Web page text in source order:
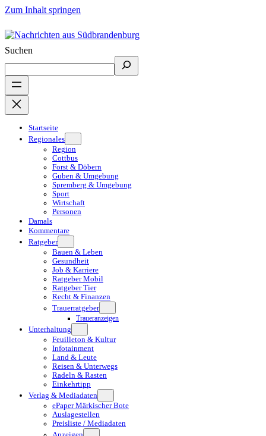
Zum Inhalt springen
Suchen
Startseite
Regionales
Region
Cottbus
Forst & Döbern
Guben & Umgebung
Spremberg & Umgebung
Sport
Wirtschaft
Personen
Damals
Kommentare
Ratgeber
Bauen & Leben
Gesundheit
Job & Karriere
Ratgeber Mobil
Ratgeber Tier
Recht & Finanzen
Trauerratgeber
Traueranzeigen
Unterhaltung
Feuilleton & Kultur
Infotainment
Land & Leute
Reisen & Unterwegs
Radeln & Rasten
Einkehrtipp
Verlag & Mediadaten
ePaper Märkischer Bote
Auslagestellen
Preisliste / Mediadaten